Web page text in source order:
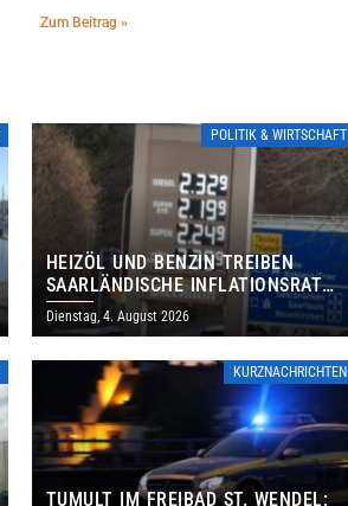
Zum Beitrag »
POLITIK & WIRTSCHAFT
HEIZÖL UND BENZIN TREIBEN
SAARLÄNDISCHE INFLATIONSRATE
IM JULI AUF 3,2 PROZENT
Dienstag, 4. August 2026
KURZNACHRICHTEN
TUMULT IM FREIBAD ST. WENDEL: